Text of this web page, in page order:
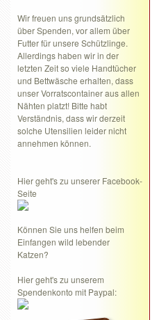
Wir freuen uns grundsätzlich
über Spenden, vor allem über
Futter für unsere Schützlinge.
Allerdings haben wir in der
letzten Zeit so viele Handtücher
und Bettwäsche erhalten, dass
unser Vorratscontainer aus allen
Nähten platzt! Bitte habt
Verständnis, dass wir derzeit
solche Utensilien leider nicht
annehmen können.
Hier geht's zu unserer Facebook-
Seite
Können Sie uns helfen beim
Einfangen wild lebender
Katzen?
Hier geht's zu unserem
Spendenkonto mit Paypal: